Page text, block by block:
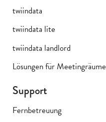
twiindata
twiindata lite
twiindata landlord
Lösungen für Meetingräume
Support
Fernbetreuung